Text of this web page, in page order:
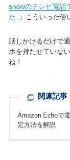
showのテレビ電話
た
」こういった使
話しかけるだけで
ホを持たせていな
ね！
関連記事
Amazon Echoで
定方法を解説